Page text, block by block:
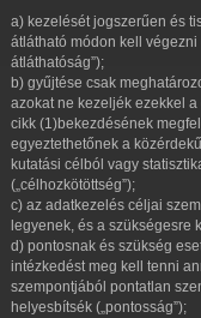
a) kezelését jogszerűen és
átlátható módon kell
átláthatóság”);
b) gyűjtése csak
azokat ne kezeljék ezekkel
cikk (1)bekezdésének
egyeztethetőnek a
kutatási célból vagy
(„célhozkötöttség”);
c) az adatkezelés céljai
legyenek, és a szükségesre
d) pontosnak és szükség
intézkedést meg kell tenni
szempontjából pontatlan
helyesbítsék („pontosság”);